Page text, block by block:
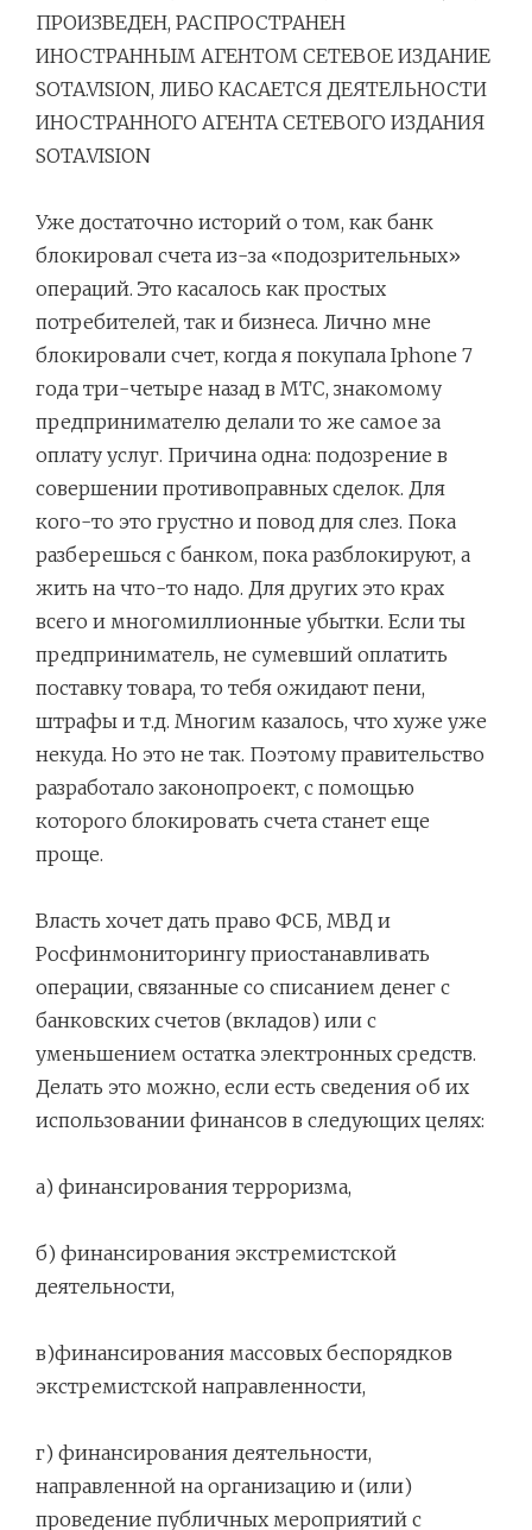
ПРОИЗВЕДЕН, РАСПРОСТРАНЕН
ИНОСТРАННЫМ АГЕНТОМ СЕТЕВОЕ ИЗДАНИЕ
SOTA.VISION, ЛИБО КАСАЕТСЯ ДЕЯТЕЛЬНОСТИ
ИНОСТРАННОГО АГЕНТА СЕТЕВОГО ИЗДАНИЯ
SOTA.VISION
Уже достаточно историй о том, как банк
блокировал счета из-за «подозрительных»
операций. Это касалось как простых
потребителей, так и бизнеса. Лично мне
блокировали счет, когда я покупала Iphone 7
года три-четыре назад в МТС, знакомому
предпринимателю делали то же самое за
оплату услуг. Причина одна: подозрение в
совершении противоправных сделок. Для
кого-то это грустно и повод для слез. Пока
разберешься с банком, пока разблокируют, а
жить на что-то надо. Для других это крах
всего и многомиллионные убытки. Если ты
предприниматель, не сумевший оплатить
поставку товара, то тебя ожидают пени,
штрафы и т.д. Многим казалось, что хуже уже
некуда. Но это не так. Поэтому правительство
разработало законопроект, с помощью
которого блокировать счета станет еще
проще.
Власть хочет дать право ФСБ, МВД и
Росфинмониторингу приостанавливать
операции, связанные со списанием денег с
банковских счетов (вкладов) или с
уменьшением остатка электронных средств.
Делать это можно, если есть сведения об их
использовании финансов в следующих целях:
а) финансирования терроризма,
б) финансирования экстремистской
деятельности,
в)финансирования массовых беспорядков
экстремистской направленности,
г) финансирования деятельности,
направленной на организацию и (или)
проведение публичных мероприятий с
Навигация
по
записям